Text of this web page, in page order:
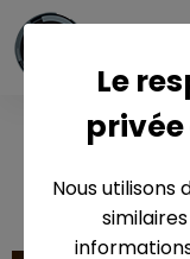
Le
Nous utilisons